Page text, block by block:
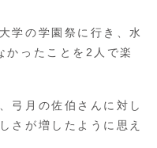
学の学園祭に行き、水
かったことを2人で楽
弓月の佐伯さんに対し
さが増したように思え